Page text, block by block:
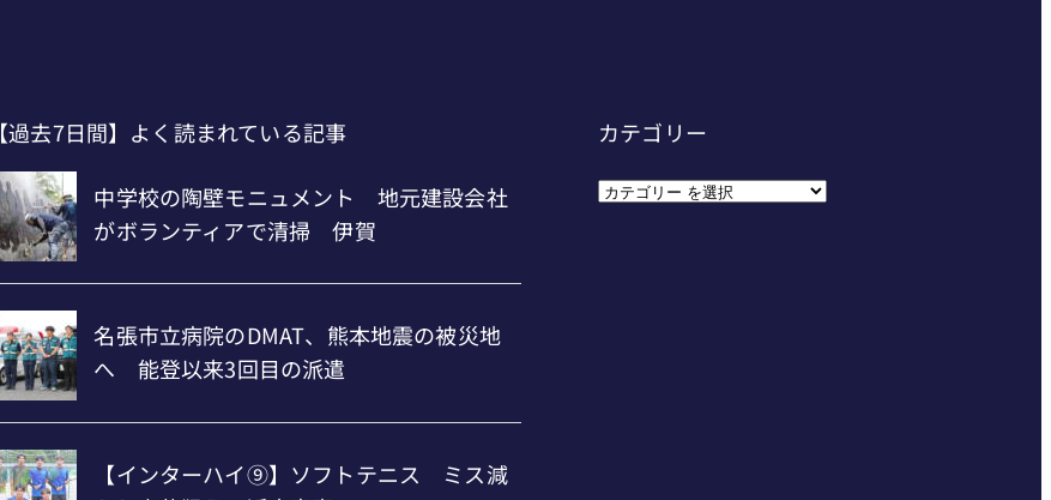
【過去7日間】よく読まれている記事
カテゴリー
カ